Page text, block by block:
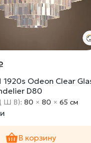
Odeon Clear
D80
Ш В):80 ×80 ×65 cм
В корзину